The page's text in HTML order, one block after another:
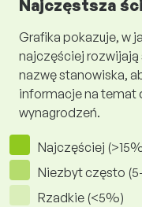
Najczęstsza
Grafika pokazuje, w
najczęściej rozwijają
nazwę stanowiska,
informacje na temat
wynagrodzeń.
Najczęściej
Niezbyt często
Rzadkie (<5%)